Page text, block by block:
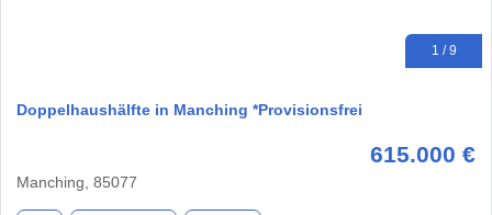
1 / 9
Doppelhaushälfte in Manching *Provisionsfrei
615.000 €
Manching, 85077